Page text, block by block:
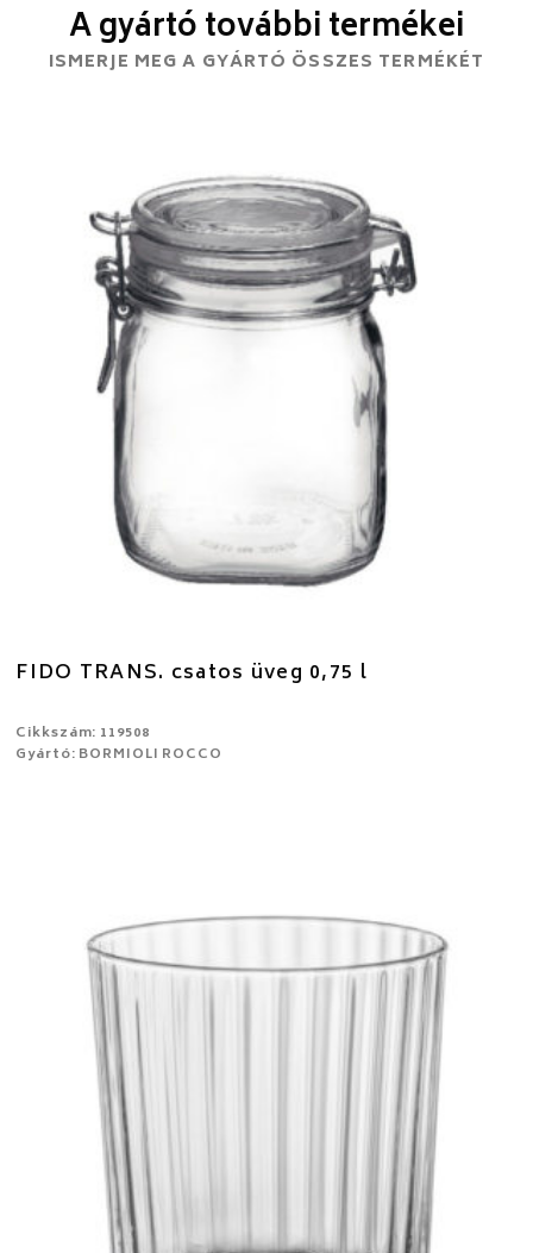
A gyártó további termékei
ISMERJE MEG A GYÁRTÓ ÖSSZES TERMÉKÉT
FIDO TRANS. csatos üveg 0,75 l
Cikkszám: 119508
Gyártó: BORMIOLI ROCCO